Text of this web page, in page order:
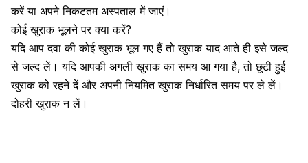
करें या अपने निकटतम अस्पताल में जाएं।
कोई खुराक भूलने पर क्या करें?
यदि आप दवा की कोई खुराक भूल गए हैं तो खुराक याद आते ही इसे जल्द
से जल्द लें। यदि आपकी अगली खुराक का समय आ गया है, तो छूटी हुई
खुराक को रहने दें और अपनी नियमित खुराक निर्धारित समय पर ले लें।
दोहरी खुराक न लें।